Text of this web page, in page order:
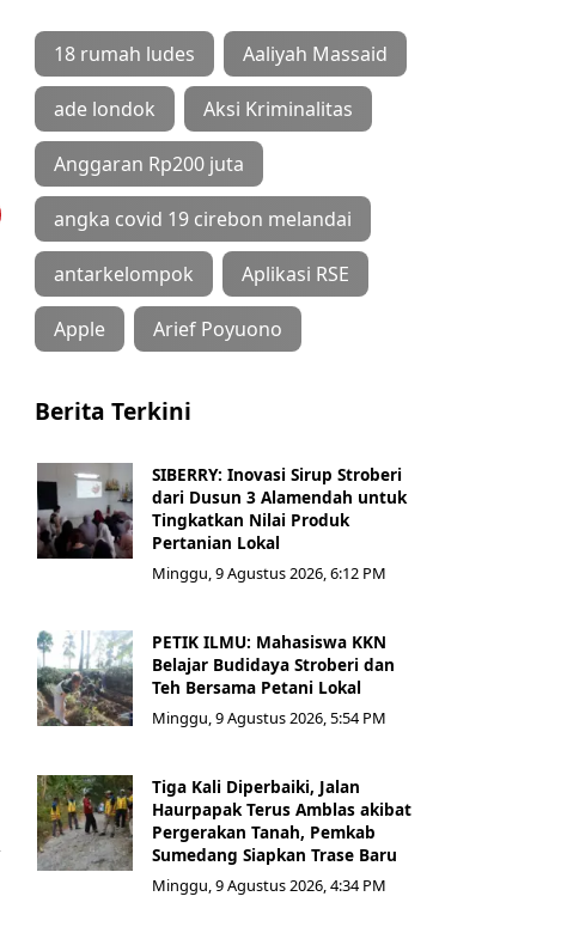
18 rumah ludes Aaliyah Massaid
ade londok Aksi Kriminalitas
Anggaran Rp200 juta
angka covid 19 cirebon melandai
antarkelompok Aplikasi RSE
Apple Arief Poyuono
Berita Terkini
SIBERRY: Inovasi Sirup Stroberi
dari Dusun 3 Alamendah untuk
Tingkatkan Nilai Produk
Pertanian Lokal
Minggu, 9 Agustus 2026, 6:12 PM
PETIK ILMU: Mahasiswa KKN
Belajar Budidaya Stroberi dan
Teh Bersama Petani Lokal
Minggu, 9 Agustus 2026, 5:54 PM
Tiga Kali Diperbaiki, Jalan
Haurpapak Terus Amblas akibat
Pergerakan Tanah, Pemkab
Sumedang Siapkan Trase Baru
Minggu, 9 Agustus 2026, 4:34 PM